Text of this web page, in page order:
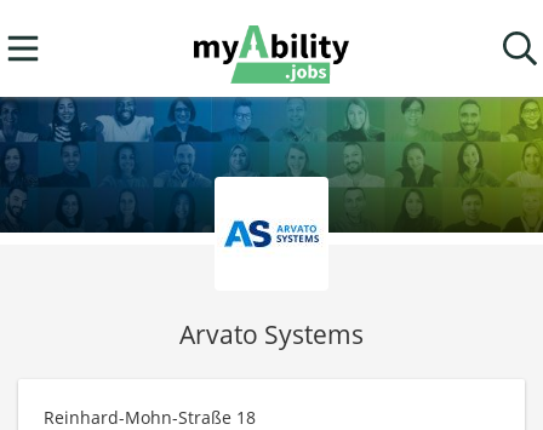
Arvato Systems
Reinhard-Mohn-Straße 18